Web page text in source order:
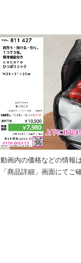
Unmute Loaded:
44.02%
動画内の価格などの情報
「商品詳細」画面にてご